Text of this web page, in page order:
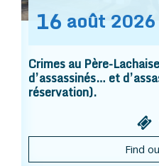
16 août 2026
Crimes au Père-
d’assassinés… et
réservation).
Find